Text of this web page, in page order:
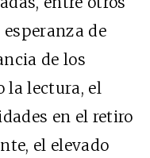
de
de los
la lectura, el
en el retiro
el elevado